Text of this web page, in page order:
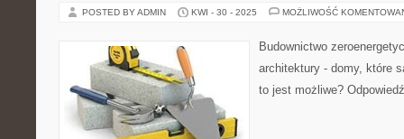
POSTED BY ADMIN KWI - 30 - 2025 MOŻLIWOŚĆ
Budownictwo
architektury - domy, które
to jest możliwe?